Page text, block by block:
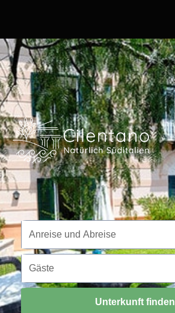
Reisezeitraum
Anreise und Abreise
Gäste
Gäste
Unterkunft finden